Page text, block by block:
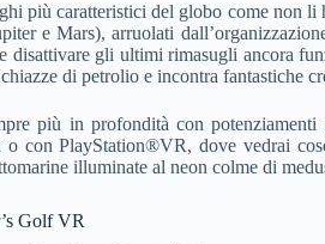
più caratteristici del globo come non
e Mars), arruolati
disattivare gli ultimi rimasugli ancora
di petrolio e incontra fantastiche
più in profondità con
o con PlayStation®VR, dove vedrai
illuminate al neon colme di
Golf VR